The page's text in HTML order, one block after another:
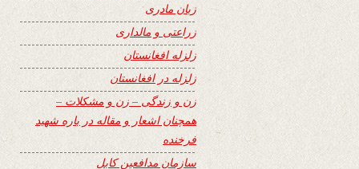
زبان مادری
زراعتی و مالداری
زلزله افغانستان
زلزله در افغانستان
زن و زندگی – زن و مشکلات –
همچنان اشعار و مقاله در باره شهید
فرخنده
سازمان مدافعین کابل